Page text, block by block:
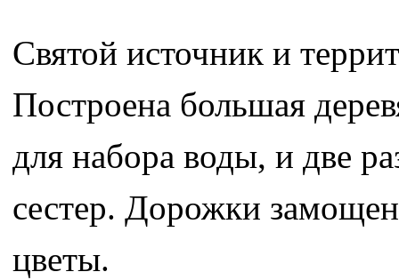
Святой источник и
Построена большая
для набора воды, и две
сестер. Дорожки
цветы.